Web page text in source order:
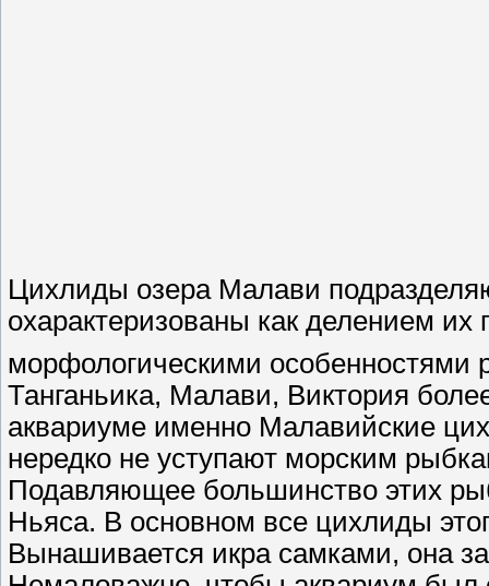
Цихлиды озера Малави
охарактеризованы как делением
морфологическими
Танганьика, Малави, Виктория
аквариуме именно Малавийские
нередко не уступают морским
Подавляющее большинство этих
Ньяса. В основном все цихлиды
Вынашивается икра самками, она